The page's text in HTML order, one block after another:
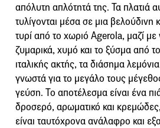
απόλυτη απλότητά της. Τα πλατιά
τυλίγονται μέσα σε μια βελούδινη
τυρί από το χωριό Agerola, μαζί
ζυμαρικά, χυμό και το ξύσμα από
ιταλικής ακτής, τα διάσημα
γνωστά για το μεγάλο τους
γεύση. Το αποτέλεσμα είναι ένα
δροσερό, αρωματικό και
είναι ταυτόχρονα ανάλαφρο και